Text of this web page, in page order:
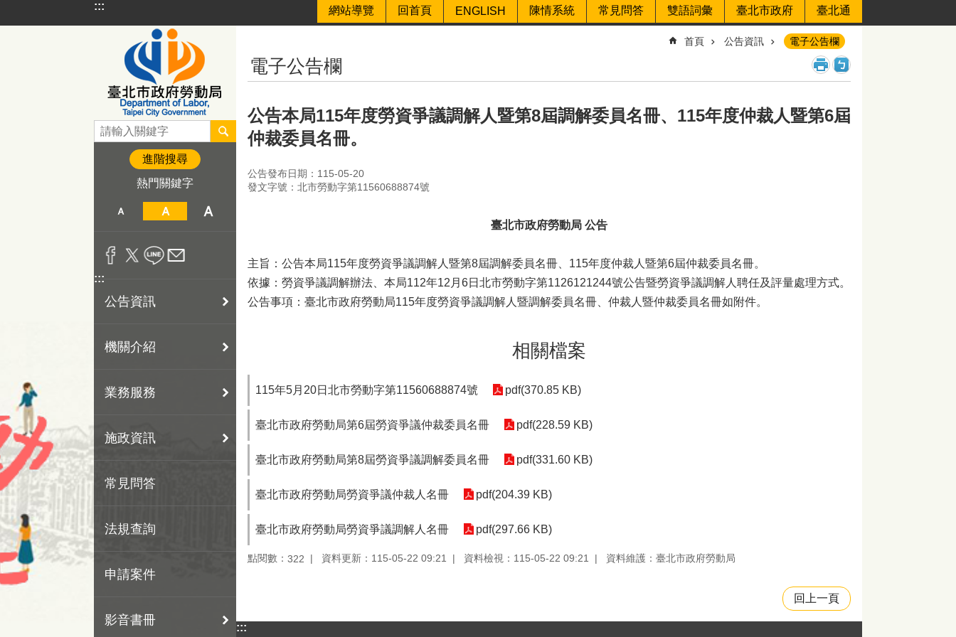
跳到主要內容區塊
::: 網站導覽 回首頁 ENGLISH 陳情系統 常見問答 雙語詞彙 臺北市政府 臺北通
進階搜尋
熱門關鍵字
:::
公告資訊
機關介紹
業務服務
施政資訊
常見問答
法規查詢
申請案件
影音書冊
首頁 公告資訊 電子公告欄
電子公告欄
公告本局115年度勞資爭議調解人暨第8屆調解委員名冊、115年度仲裁人暨第6屆
仲裁委員名冊。
公告發布日期：115-05-20
發文字號：北市勞動字第11560688874號
臺北市政府勞動局 公告
主旨：公告本局115年度勞資爭議調解人暨第8屆調解委員名冊、115年度仲裁人暨第6屆仲裁委員名冊。
依據：勞資爭議調解辦法、本局112年12月6日北市勞動字第1126121244號公告暨勞資爭議調解人聘任及評量處理方式。
公告事項：臺北市政府勞動局115年度勞資爭議調解人暨調解委員名冊、仲裁人暨仲裁委員名冊如附件。
相關檔案
115年5月20日北市勞動字第11560688874號 pdf(370.85 KB)
臺北市政府勞動局第6屆勞資爭議仲裁委員名冊 pdf(228.59 KB)
臺北市政府勞動局第8屆勞資爭議調解委員名冊 pdf(331.60 KB)
臺北市政府勞動局勞資爭議仲裁人名冊 pdf(204.39 KB)
臺北市政府勞動局勞資爭議調解人名冊 pdf(297.66 KB)
點閱數： 322 資料更新：115-05-22 09:21 資料檢視：115-05-22 09:21 資料維護：臺北市政府勞動局
回上一頁
:::